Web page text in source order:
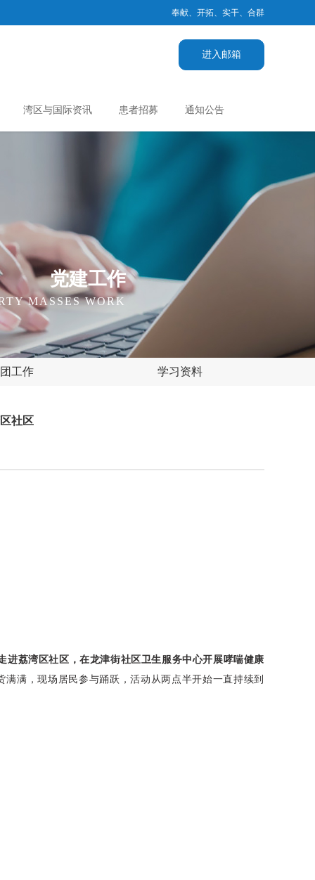
奉献、开拓、实干、合群
进入邮箱
湾区与国际资讯 患者招募 通知公告
党建工作
MASSES WORK
工作 学习资料
社区
荔湾区社区，在龙津街社区卫生服务中心开展哮喘健康
满满，现场居民参与踊跃，活动从两点半开始一直持续到